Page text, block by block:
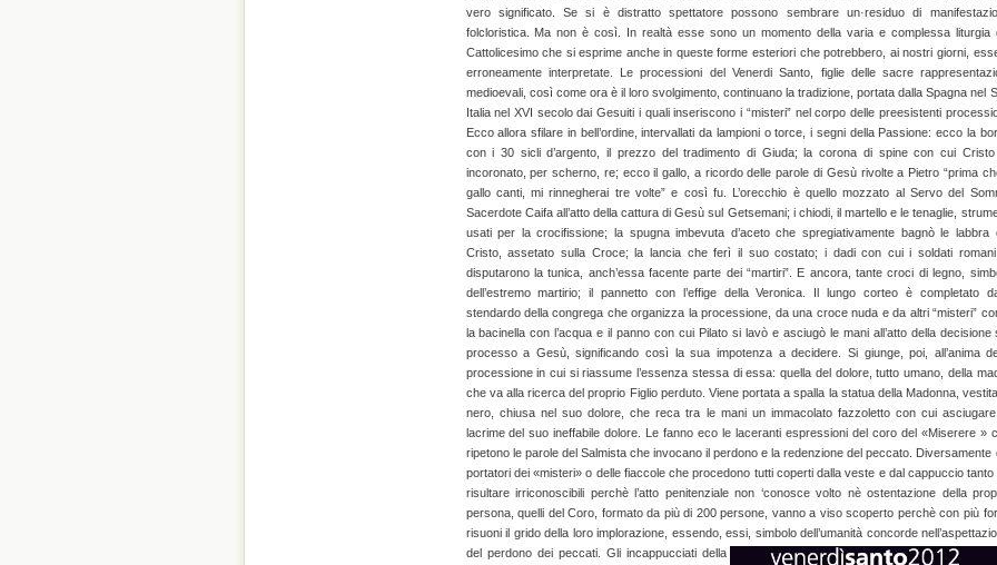
vero significato. Se si è distratto spettatore possono sembrare un·residuo di
folcloristica. Ma non è così. In realtà esse sono un momento della varia e complessa liturgia
Cattolicesimo che si esprime anche in queste forme esteriori che potrebbero, ai nostri giorni,
erroneamente interpretate. Le processioni del Venerdi Santo, figlie delle sacre
medioevali, così come ora è il loro svolgimento, continuano la tradizione, portata dalla Spagna nel
Italia nel XVI secolo dai Gesuiti i quali inseriscono i “misteri” nel corpo delle preesistenti
Ecco allora sfilare in bell’ordine, intervallati da lampioni o torce, i segni della Passione: ecco la
con i 30 sicli d’argento, il prezzo del tradimento di Giuda; la corona di spine con cui
incoronato, per scherno, re; ecco il gallo, a ricordo delle parole di Gesù rivolte a Pietro “prima
gallo canti, mi rinnegherai tre volte” e così fu. L’orecchio è quello mozzato al Servo del
Sacerdote Caifa all’atto della cattura di Gesù sul Getsemani; i chiodi, il martello e le tenaglie,
usati per la crocifissione; la spugna imbevuta d’aceto che spregiativamente bagnò le labbra
Cristo, assetato sulla Croce; la lancia che ferì il suo costato; i dadi con cui i soldati
disputarono la tunica, anch’essa facente parte dei “martiri”. E ancora, tante croci di legno,
dell’estremo martirio; il pannetto con l’effige della Veronica. Il lungo corteo è completato
stendardo della congrega che organizza la processione, da una croce nuda e da altri “misteri”
la bacinella con l’acqua e il panno con cui Pilato si lavò e asciugò le mani all’atto della decisione
processo a Gesù, significando così la sua impotenza a decidere. Si giunge, poi, all’anima
processione in cui si riassume l’essenza stessa di essa: quella del dolore, tutto umano, della
che va alla ricerca del proprio Figlio perduto. Viene portata a spalla la statua della Madonna,
nero, chiusa nel suo dolore, che reca tra le mani un immacolato fazzoletto con cui
lacrime del suo ineffabile dolore. Le fanno eco le laceranti espressioni del coro del «Miserere »
ripetono le parole del Salmista che invocano il perdono e la redenzione del peccato. Diversamente
portatori dei «misteri» o delle fiaccole che procedono tutti coperti dalla veste e dal cappuccio tanto
risultare irriconoscibili perchè l’atto penitenziale non ‘conosce volto nè ostentazione della
persona, quelli del Coro, formato da più di 200 persone, vanno a viso scoperto perchè con più
risuoni il grido della loro implorazione, essendo, essi, simbolo dell’umanità concorde
del perdono dei peccati. Gli incappucciati della